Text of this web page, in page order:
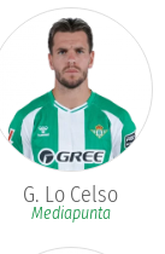
G. Lo Celso
Mediapunta